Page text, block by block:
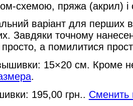
схемою, пряжа (акрил) і
варіант для перших
Завдяки точному
просто, а помилитися
15×20 см. Кроме
.
195,00 грн.. Сменить